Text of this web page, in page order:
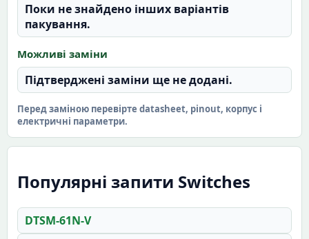
Поки не знайдено інших варіантів
пакування.
Можливі заміни
Підтверджені заміни ще не додані.
Перед заміною перевірте datasheet, pinout, корпус і
електричні параметри.
Популярні запити Switches
DTSM-61N-V